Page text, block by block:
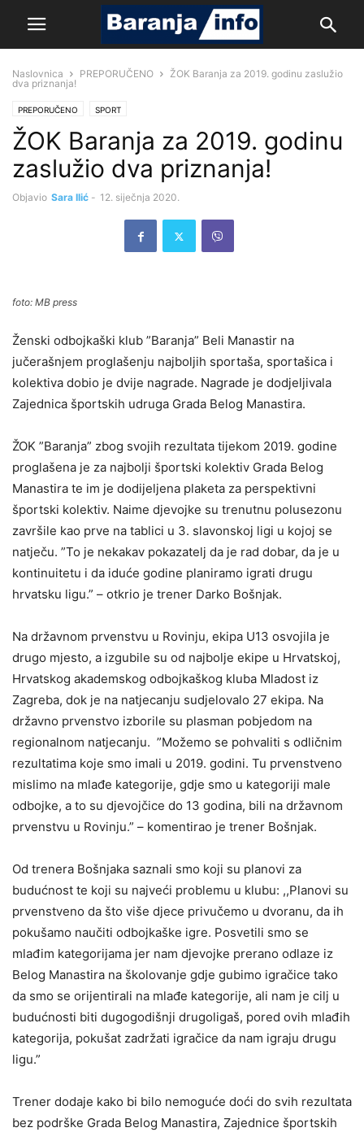
Naslovnica PREPORUČENO
ŽOK Baranja za 2019. godinu zaslužio
dva priznanja!
PREPORUČENO SPORT
ŽOK Baranja za 2019. godinu
zaslužio dva priznanja!
Objavio Sara Ilić - 12. siječnja 2020.
foto: MB press
Ženski odbojkaški klub ”Baranja” Beli Manastir na
jučerašnjem proglašenju najboljih sportaša, sportašica i
kolektiva dobio je dvije nagrade. Nagrade je dodjeljivala
Zajednica športskih udruga Grada Belog Manastira.
ŽOK ”Baranja” zbog svojih rezultata tijekom 2019. godine
proglašena je za najbolji športski kolektiv Grada Belog
Manastira te im je dodijeljena plaketa za perspektivni
športski kolektiv. Naime djevojke su trenutnu polusezonu
završile kao prve na tablici u 3. slavonskoj ligi u kojoj se
natječu. ”To je nekakav pokazatelj da je rad dobar, da je u
kontinuitetu i da iduće godine planiramo igrati drugu
hrvatsku ligu.” – otkrio je trener Darko Bošnjak.
Na državnom prvenstvu u Rovinju, ekipa U13 osvojila je
drugo mjesto, a izgubile su od najbolje ekipe u Hrvatskoj,
Hrvatskog akademskog odbojkaškog kluba Mladost iz
Zagreba, dok je na natjecanju sudjelovalo 27 ekipa. Na
državno prvenstvo izborile su plasman pobjedom na
regionalnom natjecanju. ”Možemo se pohvaliti s odličnim
rezultatima koje smo imali u 2019. godini. Tu prvenstveno
mislimo na mlađe kategorije, gdje smo u kategoriji male
odbojke, a to su djevojčice do 13 godina, bili na državnom
prvenstvu u Rovinju.” – komentirao je trener Bošnjak.
Od trenera Bošnjaka saznali smo koji su planovi za
budućnost te koji su najveći problemu u klubu: ,,Planovi su
prvenstveno da što više djece privučemo u dvoranu, da ih
pokušamo naučiti odbojkaške igre. Posvetili smo se
mlađim kategorijama jer nam djevojke prerano odlaze iz
Belog Manastira na školovanje gdje gubimo igračice tako
da smo se orijentirali na mlađe kategorije, ali nam je cilj u
budućnosti biti dugogodišnji drugoligaš, pored ovih mlađih
kategorija, pokušat zadržati igračice da nam igraju drugu
ligu.”
Trener dodaje kako bi bilo nemoguće doći do svih rezultata
bez podrške Grada Belog Manastira, Zajednice športskih